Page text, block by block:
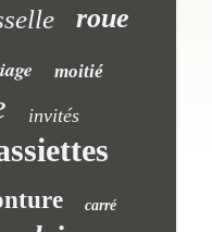
roue
moitié
invités
carré